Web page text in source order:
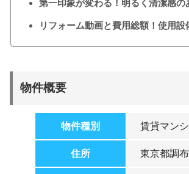
第一印象が変わる！明るく清潔感の
リフォーム動画と費用総額！使用設
物件概要
物件種別 賃貸マン
住所 東京都調